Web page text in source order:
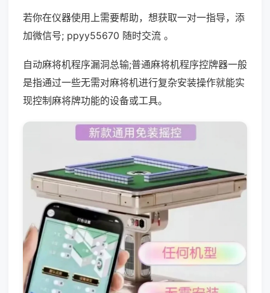
若你在仪器使用上需要帮助，想获取一对一指导，添
加微信号; ppyy55670 随时交流 。
自动麻将机程序漏洞总输;普通麻将机程序控牌器一般
是指通过一些无需对麻将机进行复杂安装操作就能实
现控制麻将牌功能的设备或工具。